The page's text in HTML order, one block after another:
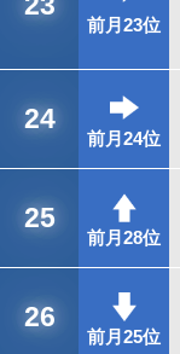
前月23位
24
前月24位
25
前月28位
26
前月25位